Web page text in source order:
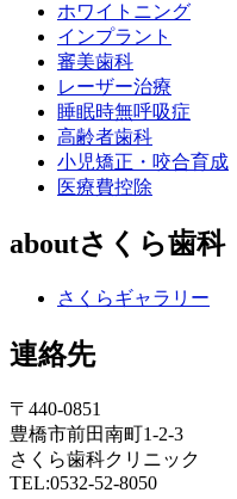
ホワイトニング
インプラント
審美歯科
レーザー治療
睡眠時無呼吸症
高齢者歯科
小児矯正・咬合育成
医療費控除
aboutさくら歯科
さくらギャラリー
連絡先
〒440-0851
豊橋市前田南町1-2-3
さくら歯科クリニック
TEL:0532-52-8050